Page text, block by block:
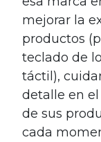
mejorar la
productos
teclado de
táctil),
detalle en
de sus
cada